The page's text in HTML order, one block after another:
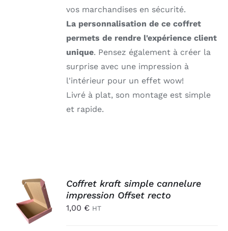
vos marchandises en sécurité.
La personnalisation de ce coffret
permets de rendre l'expérience client
unique. Pensez également à créer la
surprise avec une impression à
l'intérieur pour un effet wow!
Livré à plat, son montage est simple
et rapide.
AJOUTER
AU
PANIER
/
DÉTAILS
Coffret kraft simple cannelure
impression Offset recto
1,00 € HT